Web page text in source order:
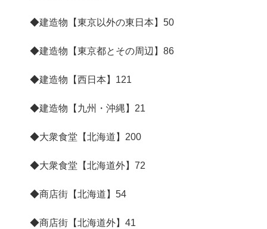
◆建造物【東京以外の東日本】 50
◆建造物【東京都とその周辺】 86
◆建造物【西日本】 121
◆建造物【九州・沖縄】 21
◆大衆食堂【北海道】 200
◆大衆食堂【北海道外】 72
◆商店街【北海道】 54
◆商店街【北海道外】 41